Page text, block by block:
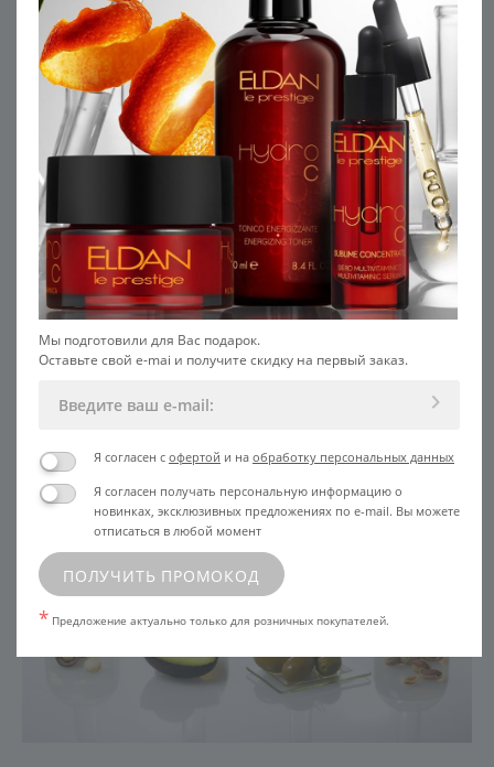
К веществам, восстанавливающим
эпидермальный барьер относят липиды.
Состав их стабилен, а вот концентрация и
соотношение меняется в разные возрастные
периоды и при ряде кожных заболеваний. К
основным липидам рогового слоя относят
церамиды (40-50%), холестерин (20%),
свободные жирные кислоты (20%),
фосфолипиды (7-10%). Местное применение
липидов физиологично восстанавливает кожу
и препятствует испарению воды, уменьшает
зуд, раздражение, оказывает омолаживающее
Мы подготовили для Вас подарок.
Оставьте свой e-mai и получите скидку на первый заказ.
Я согласен с офертой и на обработку персональных данных
Я согласен получать персональную информацию о
новинках, эксклюзивных предложениях по e-mail. Вы можете
отписаться в любой момент
ПОЛУЧИТЬ ПРОМОКОД
* Предложение актуально только для розничных покупателей.